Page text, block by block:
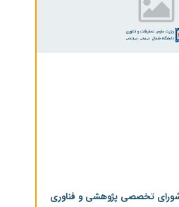
شورای تخصصی پژوهشی و فناوری